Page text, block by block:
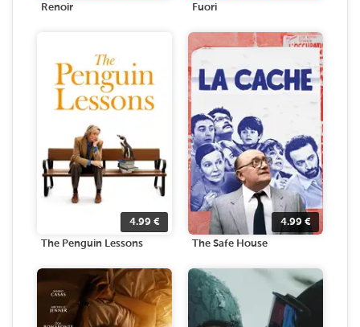
Renoir Fuori
4.99 €
The Penguin Lessons
4.99 €
The Safe House